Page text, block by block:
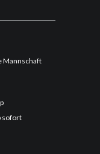
Mannschaft
sofort